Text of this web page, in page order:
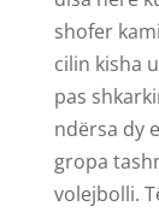
shofer
cilin kisha
pas
ndërsa dy
gropa
volejbolli.